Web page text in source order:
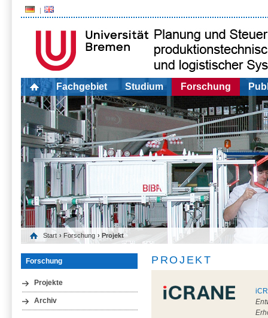
Fachgebiet Studium Forschung
Start › Forschung › Projekt
Forschung
Projekte
Archiv
PROJEKT